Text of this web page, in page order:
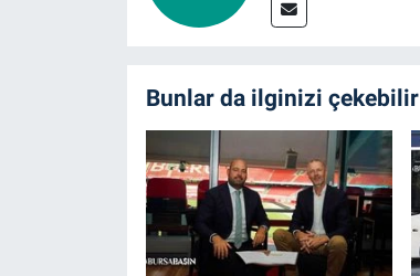
Bunlar da ilginizi çekebilir